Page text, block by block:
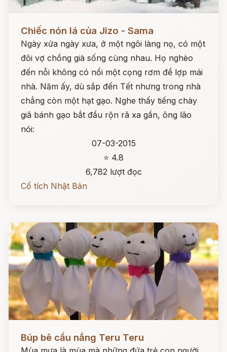
Đọc ngay
Chiếc nón lá của Jizo - Sama
Ngày xửa ngày xưa, ở một ngôi làng nọ, có một
đôi vợ chồng già sống cùng nhau. Họ nghèo
đến nỗi không có nổi một cọng rơm để lợp mái
nhà. Năm ấy, dù sắp đến Tết nhưng trong nhà
chẳng còn một hạt gạo. Nghe thấy tiếng chày
giã bánh gạo bắt đầu rộn rã xa gần, ông lão
nói:
07-03-2015
⭐ 4.8
6,782 lượt đọc
Cổ tích Nhật Bản
Búp bê cầu nắng Teru Teru